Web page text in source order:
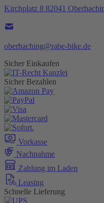
Kirchplatz 8 82041
oberhaching@rabe-bike.de
Sicher Einkaufen
Sicher Bezahlen
Vorkasse
Nachnahme
Zahlung im Laden
Leasing
Schnelle Lieferung